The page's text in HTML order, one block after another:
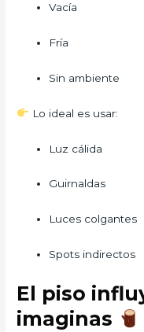
Vacía
Fría
Sin ambiente
Lo ideal es usar:
Luz cálida
Guirnaldas
Luces colgantes
Spots indirectos
El piso
imaginas